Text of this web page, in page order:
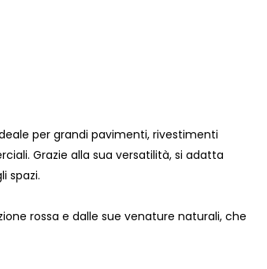
per grandi pavimenti, rivestimenti
Grazie alla sua versatilità, si adatta
spazi.
rossa e dalle sue venature naturali, che